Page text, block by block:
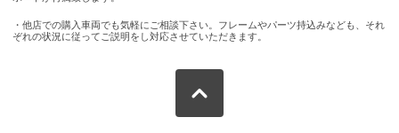
・他店での購入車両でも気軽にご相談下さい。フレームやパーツ持込みなども、それ
ぞれの状況に従ってご説明をし対応させていただきます。